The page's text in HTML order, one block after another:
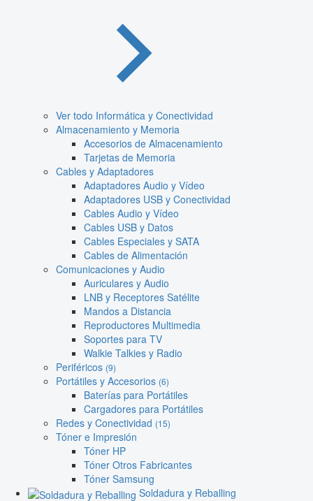
Ver todo Informática y Conectividad
Almacenamiento y Memoria
Accesorios de Almacenamiento
Tarjetas de Memoria
Cables y Adaptadores
Adaptadores Audio y Vídeo
Adaptadores USB y Conectividad
Cables Audio y Vídeo
Cables USB y Datos
Cables Especiales y SATA
Cables de Alimentación
Comunicaciones y Audio
Auriculares y Audio
LNB y Receptores Satélite
Mandos a Distancia
Reproductores Multimedia
Soportes para TV
Walkie Talkies y Radio
Periféricos (9)
Portátiles y Accesorios (6)
Baterías para Portátiles
Cargadores para Portátiles
Redes y Conectividad (15)
Tóner e Impresión
Tóner HP
Tóner Otros Fabricantes
Tóner Samsung
Soldadura y Reballing